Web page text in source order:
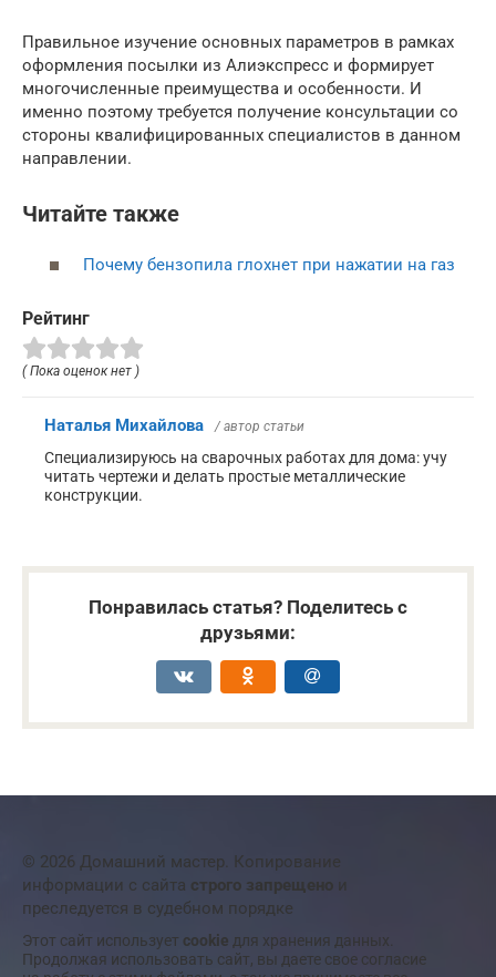
Правильное изучение основных параметров в рамках
оформления посылки из Алиэкспресс и формирует
многочисленные преимущества и особенности. И
именно поэтому требуется получение консультации со
стороны квалифицированных специалистов в данном
направлении.
Читайте также
Почему бензопила глохнет при нажатии на газ
Рейтинг
( Пока оценок нет )
Наталья Михайлова / автор статьи
Специализируюсь на сварочных работах для дома: учу
читать чертежи и делать простые металлические
конструкции.
Понравилась статья? Поделитесь с
друзьями:
© 2026 Домашний мастер. Копирование
информации с сайта строго запрещено и
преследуется в судебном порядке
Этот сайт использует cookie для хранения данных.
Продолжая использовать сайт, вы даете свое согласие